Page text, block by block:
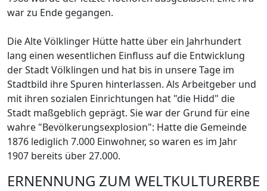
war zu Ende gegangen.
Die Alte Völklinger Hütte hatte über ein Jahrhundert
lang einen wesentlichen Einfluss auf die Entwicklung
der Stadt Völklingen und hat bis in unsere Tage im
Stadtbild ihre Spuren hinterlassen. Als Arbeitgeber und
mit ihren sozialen Einrichtungen hat "die Hidd" die
Stadt maßgeblich geprägt. Sie war der Grund für eine
wahre "Bevölkerungsexplosion": Hatte die Gemeinde
1876 lediglich 7.000 Einwohner, so waren es im Jahr
1907 bereits über 27.000.
ERNENNUNG ZUM WELTKULTURERBE